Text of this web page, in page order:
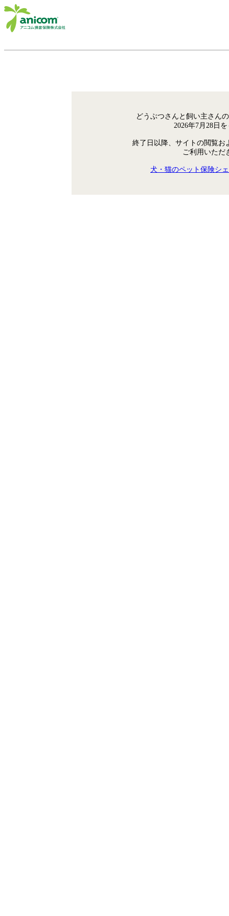
どうぶつさんと飼い主さん
2026年7月28日
終了日以降、サイトの閲覧お
ご利用いただ
犬・猫のペット保険シ